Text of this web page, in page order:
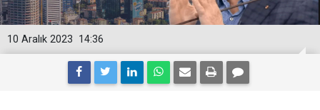
14:36
10 Aralık 2023